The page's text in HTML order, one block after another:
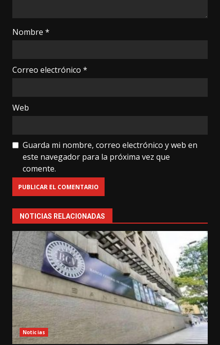
Nombre *
Correo electrónico *
Web
Guarda mi nombre, correo electrónico y web en
este navegador para la próxima vez que
comente.
NOTICIAS RELACIONADAS
Noticias